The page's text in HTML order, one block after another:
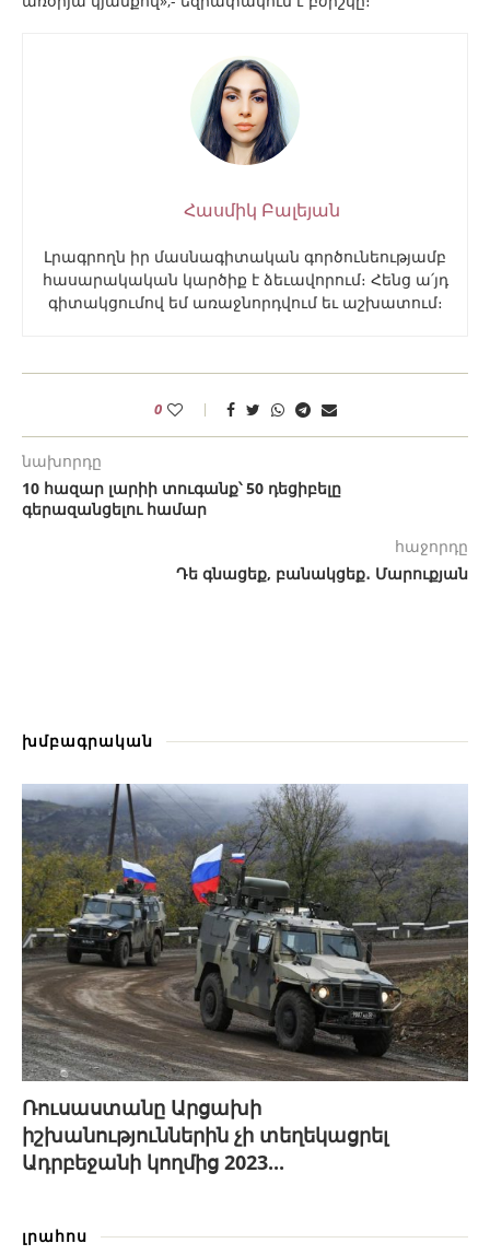
Հասմիկ Բալեյան
Լրագրողն իր մասնագիտական գործունեությամբ
հասարակական կարծիք է ձեւավորում։ Հենց ա՛յդ
գիտակցումով եմ առաջնորդվում եւ աշխատում։
0
նախորդը
10 հազար լարիի տուգանք՝ 50 դեցիբելը
գերազանցելու համար
հաջորդը
Դե գնացեք, բանակցեք․ Մարուքյան
խմբագրական
Ռուսաստանը Արցախի
իշխանություններին չի տեղեկացրել
Ադրբեջանի կողմից 2023...
լրահոս